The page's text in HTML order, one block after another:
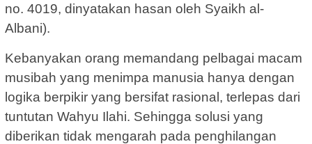
no. 4019, dinyatakan hasan oleh Syaikh al-
Albani).
Kebanyakan orang memandang pelbagai macam
musibah yang menimpa manusia hanya dengan
logika berpikir yang bersifat rasional, terlepas dari
tuntutan Wahyu Ilahi. Sehingga solusi yang
diberikan tidak mengarah pada penghilangan